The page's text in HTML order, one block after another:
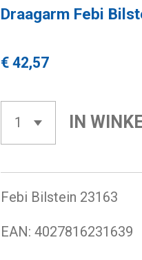
Draagarm Febi
€ 42,57
IN
Febi Bilstein 23163
EAN: 4027816231639